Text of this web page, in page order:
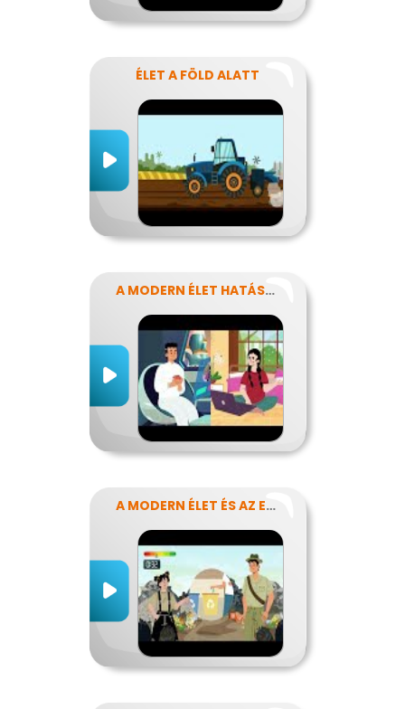
ÉLET A FÖLD ALATT
A MODERN ÉLET HATÁSA AZ ERŐFORRÁSAINK FELHASZNÁLÁSÁRA
A MODERN ÉLET ÉS AZ ENERGIA